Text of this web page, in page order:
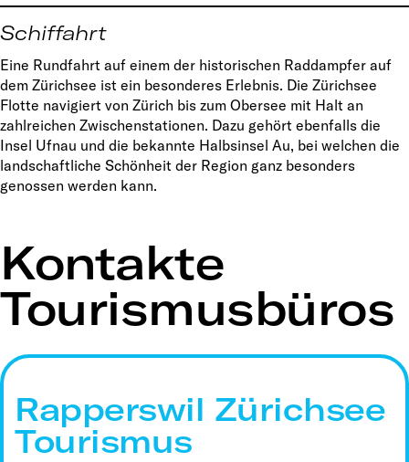
Schiffahrt
Eine Rundfahrt auf einem der historischen Raddampfer auf
dem Zürichsee ist ein besonderes Erlebnis. Die Zürichsee
Flotte navigiert von Zürich bis zum Obersee mit Halt an
zahlreichen Zwischenstationen. Dazu gehört ebenfalls die
Insel Ufnau und die bekannte Halbsinsel Au, bei welchen die
landschaftliche Schönheit der Region ganz besonders
genossen werden kann.
Kontakte
Tourismusbüros
Rapperswil Zürichsee
Tourismus